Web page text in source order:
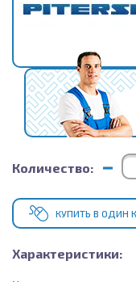
Количество:
КУПИТЬ В ОДИН
Характеристики: